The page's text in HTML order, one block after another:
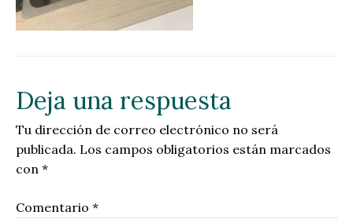
Deja una respuesta
Tu dirección de correo electrónico no será
publicada. Los campos obligatorios están marcados
con *
Comentario *